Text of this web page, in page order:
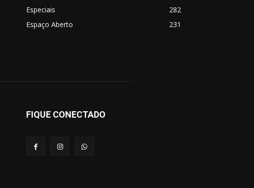
Especiais
282
Espaço Aberto
231
FIQUE CONECTADO